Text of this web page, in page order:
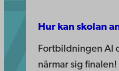
Hur kan skolan
Fortbildningen AI
närmar sig